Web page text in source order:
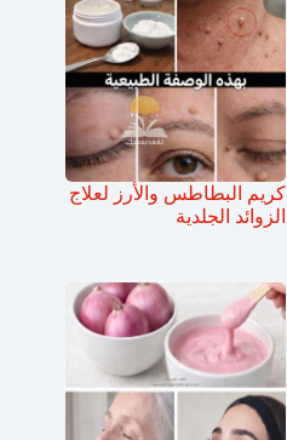
كريم البطاطس والأرز لعلاج
الزوائد الجلدية